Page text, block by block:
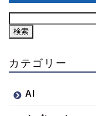
カテゴリー
AI